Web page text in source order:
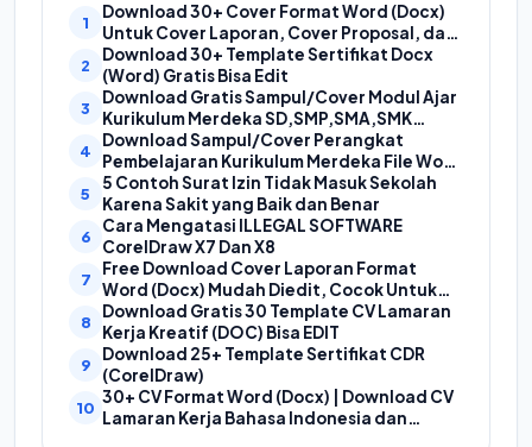
Download 30+ Cover Format Word (Docx)
Untuk Cover Laporan, Cover Proposal, dan
Cover Makalah
Download 30+ Template Sertifikat Docx
(Word) Gratis Bisa Edit
Download Gratis Sampul/Cover Modul Ajar
Kurikulum Merdeka SD,SMP,SMA,SMK
Format Doc (Ms Word)
Download Sampul/Cover Perangkat
Pembelajaran Kurikulum Merdeka File Word
(Doc) | Contoh Cover Kurikum Merdeka
5 Contoh Surat Izin Tidak Masuk Sekolah
Karena Sakit yang Baik dan Benar
Cara Mengatasi ILLEGAL SOFTWARE
CorelDraw X7 Dan X8
Free Download Cover Laporan Format
Word (Docx) Mudah Diedit, Cocok Untuk
Cover Laporan Kegiatan, Makalah Dan
Proposal
Download Gratis 30 Template CV Lamaran
Kerja Kreatif (DOC) Bisa EDIT
Download 25+ Template Sertifikat CDR
(CorelDraw)
30+ CV Format Word (Docx) | Download CV
Lamaran Kerja Bahasa Indonesia dan